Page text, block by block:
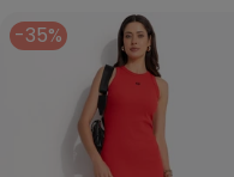
-35%